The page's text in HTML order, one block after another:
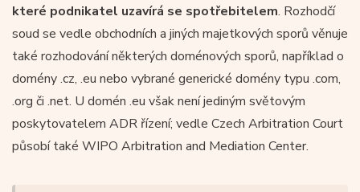
které podnikatel uzavírá se spotřebitelem. Rozhodčí
soud se vedle obchodních a jiných majetkových sporů věnuje
také rozhodování některých doménových sporů, například o
domény .cz, .eu nebo vybrané generické domény typu .com,
.org či .net. U domén .eu však není jediným světovým
poskytovatelem ADR řízení; vedle Czech Arbitration Court
působí také WIPO Arbitration and Mediation Center.